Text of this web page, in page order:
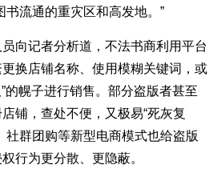
流通的重灾区和高发地。”
记者分析道，不法书商利用平台
换店铺名称、使用模糊关键词，或
”的幌子进行销售。部分盗版者甚至
铺，查处不便，又极易“死灰复
社群团购等新型电商模式也给盗版
行为更分散、更隐蔽。